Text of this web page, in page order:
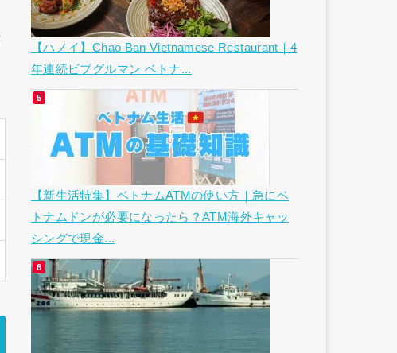
【ハノイ】Chao Ban Vietnamese Restaurant｜4
年連続ビブグルマン ベトナ...
【新生活特集】ベトナムATMの使い方｜急にベ
トナムドンが必要になったら？ATM海外キャッ
シングで現金...